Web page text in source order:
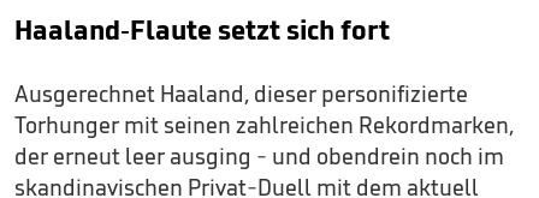
Haaland-Flaute setzt sich fort
Ausgerechnet Haaland, dieser personifizierte
Torhunger mit seinen zahlreichen Rekordmarken,
der erneut leer ausging - und obendrein noch im
skandinavischen Privat-Duell mit dem aktuell